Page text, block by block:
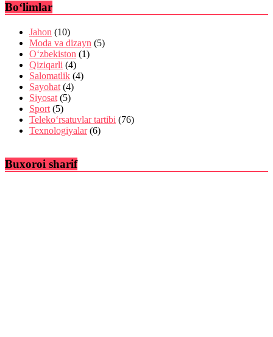
Bo‘limlar
Jahon (10)
Moda va dizayn (5)
O‘zbekiston (1)
Qiziqarli (4)
Salomatlik (4)
Sayohat (4)
Siyosat (5)
Sport (5)
Teleko‘rsatuvlar tartibi (76)
Texnologiyalar(6)
Buxoroi sharif